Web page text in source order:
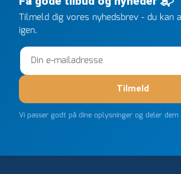
gang jeg skal bruge noget, vil jeg ringe
FØRST. De varmeste og venligste
Tilmeld dig vores nyhedsbrev - du kan
igen.
Tilmeld
Vi passer godt på dine oplysninger og deler